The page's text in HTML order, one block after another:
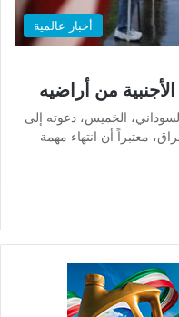
أخبار عالمية
من أراضيه
الخميس، دعوته إلى
معتبراً أن انتهاء مهمة